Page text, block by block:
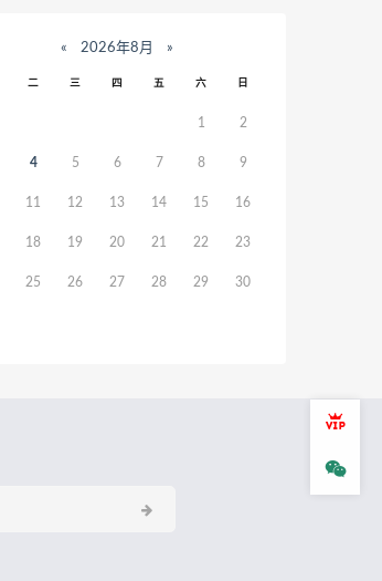
« 2026年8月 »
二 三 四 五 六 日
1 2
4 5 6 7 8 9
11 12 13 14 15 16
18 19 20 21 22 23
25 26 27 28 29 30
会员
微信